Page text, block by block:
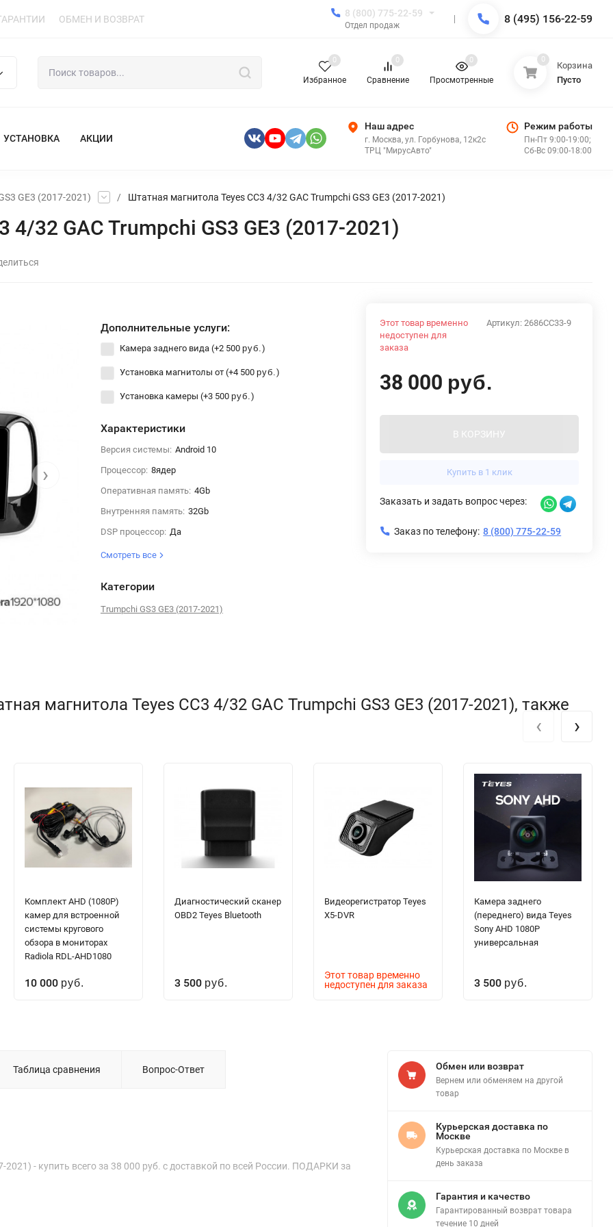
ОБМЕН И ВОЗВРАТ
8 (800) 775-22-59
Отдел продаж 8 (495) 156-22-59
Избранное
0
Сравнение
0
Просмотренные
0 0
Корзина
Пусто
УСТАНОВКА АКЦИИ
Наш адрес
г. Москва, ул. Горбунова, 12к2с
ТРЦ "МирусАвто"
Режим работы
Пн-Пт 9:00-19:00;
Сб-Вс 09:00-18:00
GE3 (2017-2021) / Штатная магнитола Teyes CC3 4/32 GAC Trumpchi GS3 GE3 (2017-2021)
4/32 GAC Trumpchi GS3 GE3 (2017-2021)
›
Дополнительные услуги:
Камера заднего вида (+2 500 руб. )
Установка магнитолы от (+4 500 руб. )
Установка камеры (+3 500 руб. )
Характеристики
Версия системы: Android 10
Процессор: 8ядер
Оперативная память: 4Gb
Внутренняя память: 32Gb
DSP процессор: Да
Смотреть все
Категории
Trumpchi GS3 GE3 (2017-2021)
Артикул: 2686CC33-9
Этот товар временно
недоступен для
заказа
38 000 руб.
В КОРЗИНУ
Купить в 1 клик
Заказать и задать вопрос через:
Заказ по телефону: 8 (800) 775-22-59
магнитола Teyes CC3 4/32 GAC Trumpchi GS3 GE3 (2017-2021), также
Комплект AHD (1080P)
камер для встроенной
системы кругового
обзора в мониторах
Radiola RDL-AHD1080
10 000 руб.
Диагностический сканер
OBD2 Teyes Bluetooth
3 500 руб.
Видеорегистратор Teyes
X5-DVR
Этот товар временно
недоступен для заказа
Камера заднего
(переднего) вида Teyes
Sony AHD 1080P
универсальная
3 500 руб.
‹ ›
Таблица сравнения Вопрос-Ответ
- купить всего за 38 000 руб. с доставкой по всей России. ПОДАРКИ за
Обмен или возврат
Вернем или обменяем на другой
товар
Курьерская доставка по
Москве
Курьерская доставка по Москве в
день заказа
Гарантия и качество
Гарантированный возврат товара
течение 10 дней